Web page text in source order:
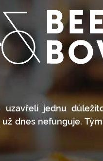
jednu
dnes nefunguje.